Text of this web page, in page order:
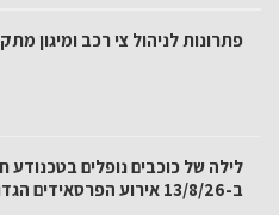
פתרונות לניהול צי רכב ומיגון
לילה של כוכבים נופלים בטכנודע
ב-13/8/26 אירוע הפרסאידים הגדול של הקיץ